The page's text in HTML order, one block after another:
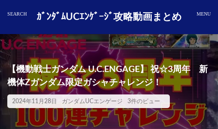
ｶﾞﾝﾀﾞﾑUCｴﾝｹﾞｰｼﾞ攻略動画まとめ
【機動戦士ガンダム U.C.ENGAGE】 祝☆3周年 新
機体Zガンダム限定ガシャチャレンジ！
2024年11月28日 ガンダムUCエンゲージ 3件のビュー